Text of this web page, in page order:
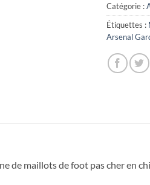
Catégorie :
Étiquettes :
Arsenal
de maillots de foot pas cher en